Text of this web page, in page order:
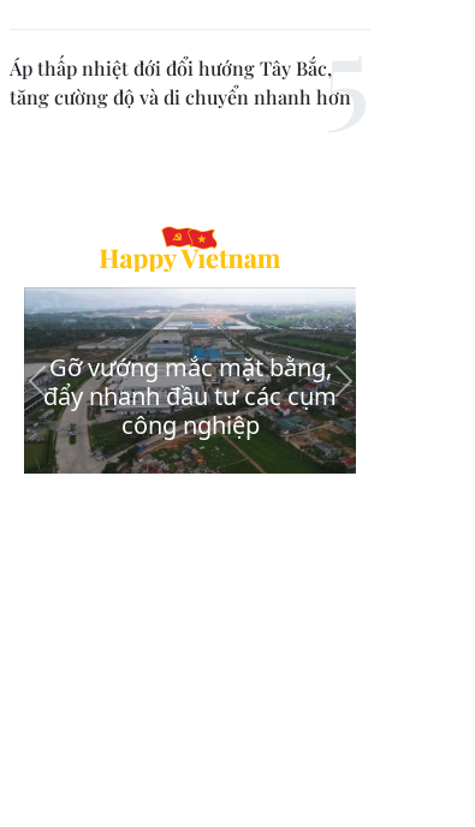
Áp thấp nhiệt đới đổi hướng Tây Bắc,
tăng cường độ và di chuyển nhanh hơn